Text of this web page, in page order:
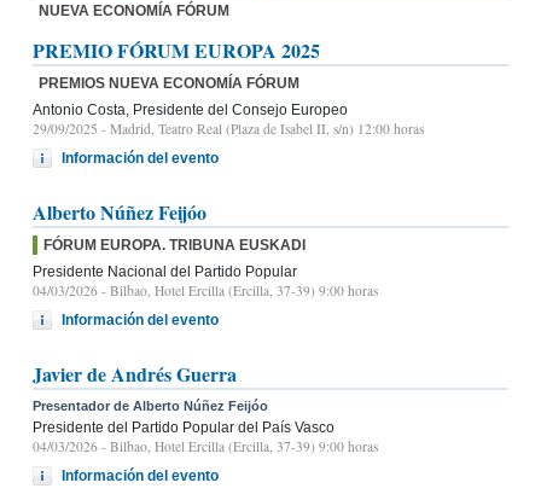
NUEVA ECONOMÍA FÓRUM
PREMIO FÓRUM EUROPA 2025
PREMIOS NUEVA ECONOMÍA FÓRUM
Antonio Costa, Presidente del Consejo Europeo
29/09/2025 - Madrid, Teatro Real (Plaza de Isabel II, s/n) 12:00 horas
Información del evento
Alberto Núñez Feijóo
FÓRUM EUROPA. TRIBUNA EUSKADI
Presidente Nacional del Partido Popular
04/03/2026 - Bilbao, Hotel Ercilla (Ercilla, 37-39) 9:00 horas
Información del evento
Javier de Andrés Guerra
Presentador de Alberto Núñez Feijóo
Presidente del Partido Popular del País Vasco
04/03/2026 - Bilbao, Hotel Ercilla (Ercilla, 37-39) 9:00 horas
Información del evento